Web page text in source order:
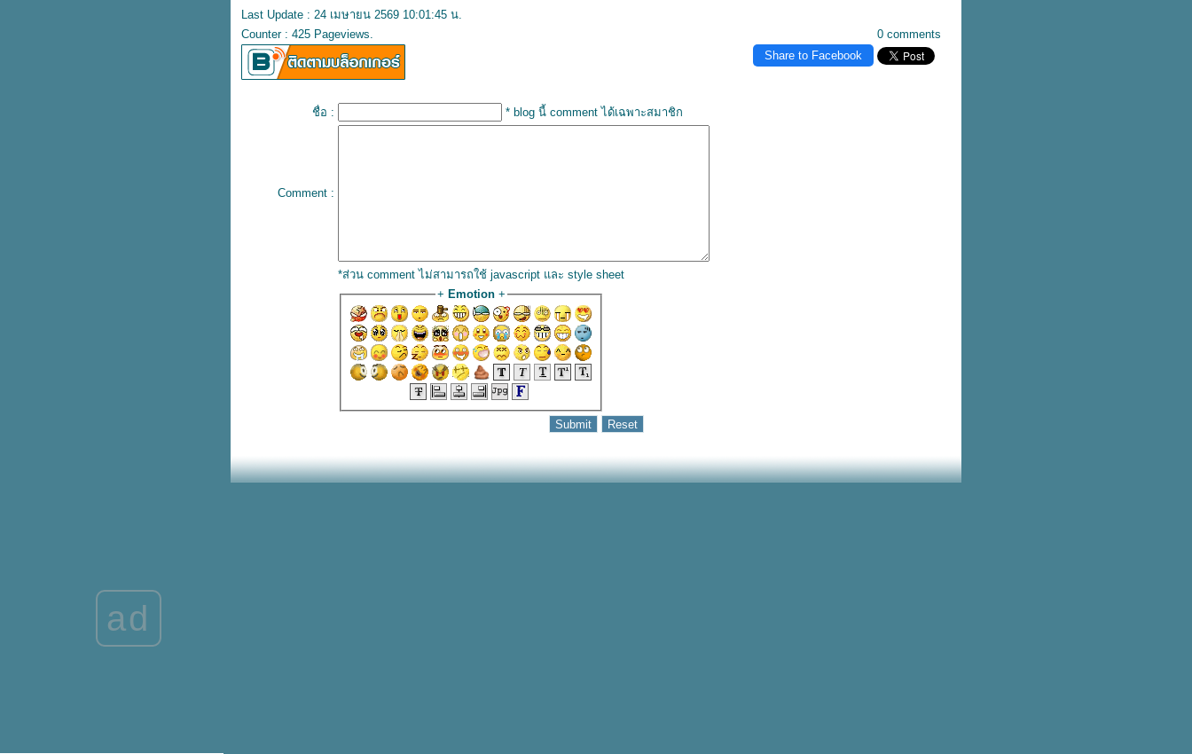
"นั่งสมาธิ" พูดอย่างรู้เข้าใจกัน
บีบกด VS เป็นไปเอง
ความหมาย ฌาน สั้นๆ
0 comments
Last Update : 24 เมษายน 2569 10:01:45 น.
Counter : 425 Pageviews.
Share to Facebook
ชื่อ : * blog นี้ comment ได้เฉพาะสมาชิก
Comment :
*ส่วน comment ไม่สามารถใช้ javascript และ style sheet
+ Emotion+
ad